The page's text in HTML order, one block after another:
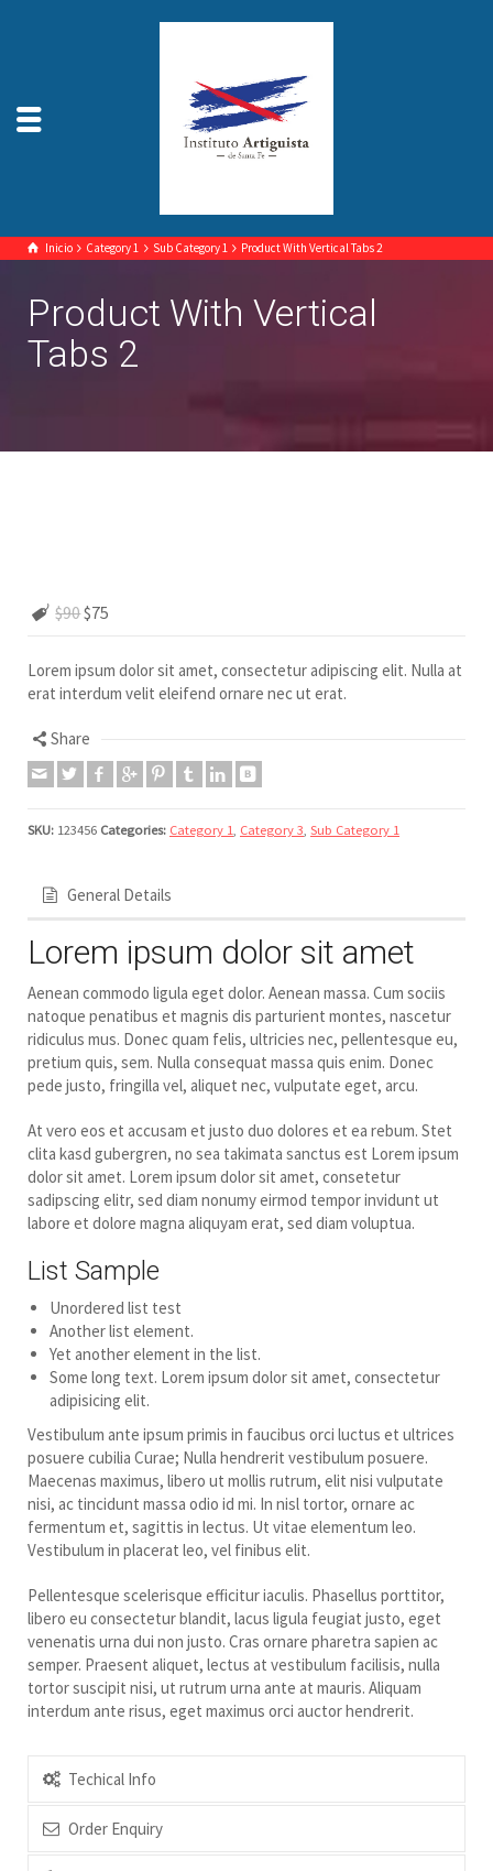
Inicio Category 1 Sub Category 1 Product With Vertical Tabs 2
Product With Vertical
Tabs 2
$90$75
Lorem ipsum dolor sit amet, consectetur adipiscing elit. Nulla at
erat interdum velit eleifend ornare nec ut erat.
Share
SKU: 123456 Categories: Category 1, Category 3, Sub Category 1
General Details
Lorem ipsum dolor sit amet
Aenean commodo ligula eget dolor. Aenean massa. Cum sociis
natoque penatibus et magnis dis parturient montes, nascetur
ridiculus mus. Donec quam felis, ultricies nec, pellentesque eu,
pretium quis, sem. Nulla consequat massa quis enim. Donec
pede justo, fringilla vel, aliquet nec, vulputate eget, arcu.
At vero eos et accusam et justo duo dolores et ea rebum. Stet
clita kasd gubergren, no sea takimata sanctus est Lorem ipsum
dolor sit amet. Lorem ipsum dolor sit amet, consetetur
sadipscing elitr, sed diam nonumy eirmod tempor invidunt ut
labore et dolore magna aliquyam erat, sed diam voluptua.
List Sample
Unordered list test
Another list element.
Yet another element in the list.
Some long text. Lorem ipsum dolor sit amet, consectetur
adipisicing elit.
Vestibulum ante ipsum primis in faucibus orci luctus et ultrices
posuere cubilia Curae; Nulla hendrerit vestibulum posuere.
Maecenas maximus, libero ut mollis rutrum, elit nisi vulputate
nisi, ac tincidunt massa odio id mi. In nisl tortor, ornare ac
fermentum et, sagittis in lectus. Ut vitae elementum leo.
Vestibulum in placerat leo, vel finibus elit.
Pellentesque scelerisque efficitur iaculis. Phasellus porttitor,
libero eu consectetur blandit, lacus ligula feugiat justo, eget
venenatis urna dui non justo. Cras ornare pharetra sapien ac
semper. Praesent aliquet, lectus at vestibulum facilisis, nulla
tortor suscipit nisi, ut rutrum urna ante at mauris. Aliquam
interdum ante risus, eget maximus orci auctor hendrerit.
Techical Info
Order Enquiry